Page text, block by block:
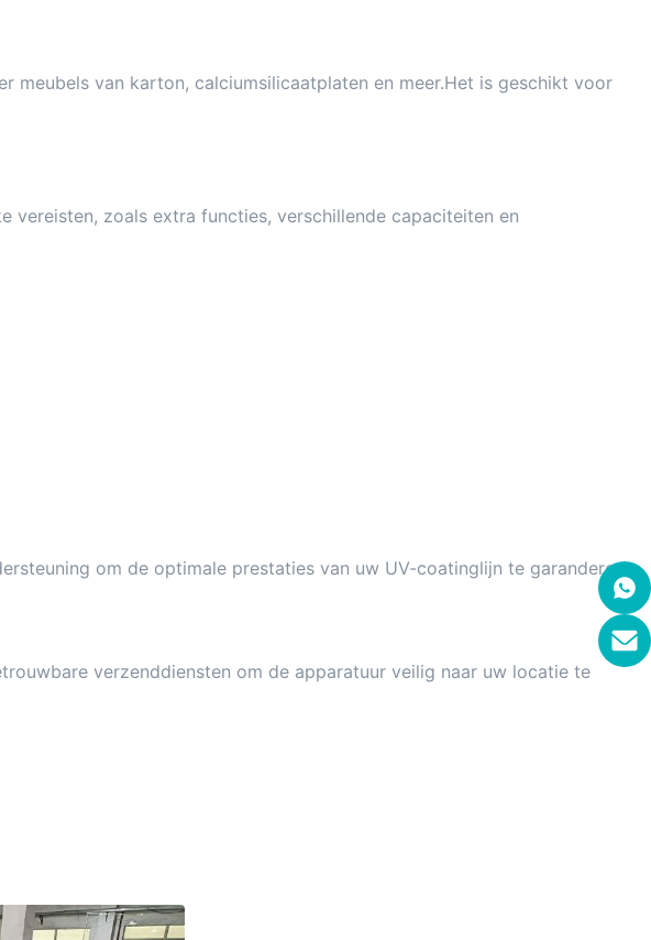
meubels van karton, calciumsilicaatplaten en meer.Het is geschikt voor
vereisten, zoals extra functies, verschillende capaciteiten en
om de optimale prestaties van uw UV-coatinglijn te garanderen.
verzenddiensten om de apparatuur veilig naar uw locatie te